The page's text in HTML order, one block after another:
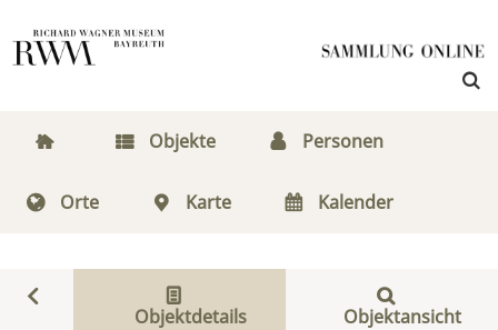
Objekte Personen
Orte Karte Kalender
Objektdetails Objektansicht